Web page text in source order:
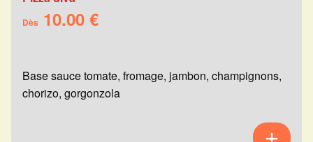
Dès 10.00 €
Base sauce tomate, fromage, jambon, champignons,
chorizo, gorgonzola